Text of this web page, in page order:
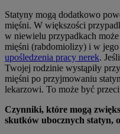
Statyny mogą dodatkowo
mięśni. W większości
w niewielu przypadkach
mięśni (rabdomiolizy) i w
upośledzenia pracy nerek.
Twojej rodzinie wystąpiły
mięśni po przyjmowaniu
lekarzowi. To może być
Czynniki, które mogą
skutków ubocznych statyn,